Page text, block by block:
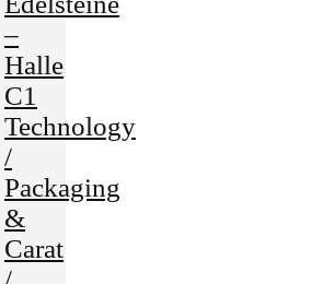
–
Halle
C1
Technology
/
Packaging
&
Carat